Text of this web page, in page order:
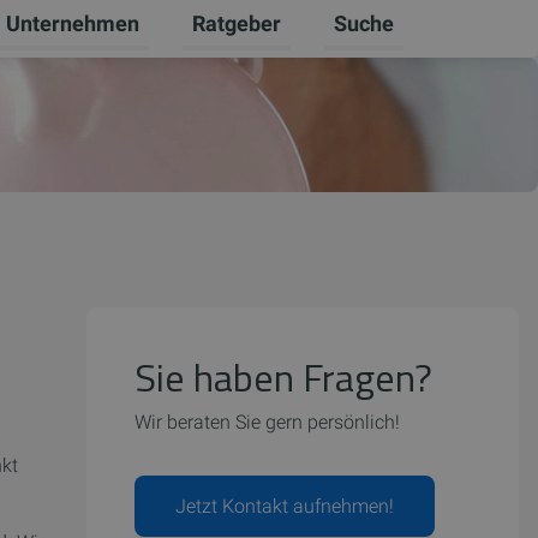
umschalten
Untermenü für Karriere umschalten
Unternehmen
Untermenü für Unternehmen
Ratgeber
Untermenü für
Suche
Sie haben Fragen?
Wir beraten Sie gern persönlich!
Jetzt Kontakt aufnehmen!